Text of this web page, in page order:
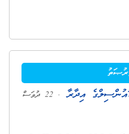
އިދާރާ
. 22 ދުވަސް